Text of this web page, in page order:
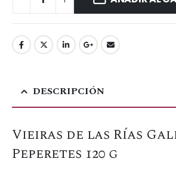
DESCRIPCIÓN
Vieiras de las Rías
Peperetes 120 g